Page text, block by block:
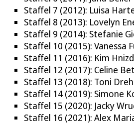
Staffel 7 (2012): Luisa
Staffel 8 (2013): Lovelyn
Staffel 9 (2014): Stefanie
Staffel 10 (2015): Vanessa
Staffel 11 (2016): Kim
Staffel 12 (2017): Celine
Staffel 13 (2018): Toni
Staffel 14 (2019): Simone
Staffel 15 (2020): Jacky
Staffel 16 (2021): Alex